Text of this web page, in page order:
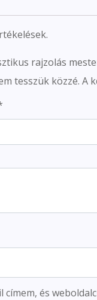
rajzolás
tesszük közzé. A
címem, és